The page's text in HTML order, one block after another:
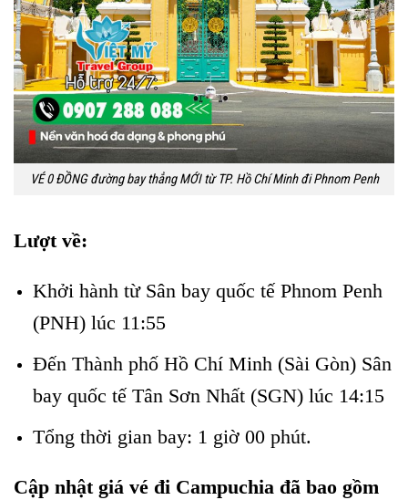
VÉ 0 ĐỒNG đường bay thẳng MỚI từ TP. Hồ Chí Minh đi Phnom Penh
Lượt về:
Khởi hành từ Sân bay quốc tế Phnom Penh
(PNH) lúc 11:55
Đến Thành phố Hồ Chí Minh (Sài Gòn) Sân
bay quốc tế Tân Sơn Nhất (SGN) lúc 14:15
Tổng thời gian bay: 1 giờ 00 phút.
Cập nhật giá vé đi Campuchia đã bao gồm